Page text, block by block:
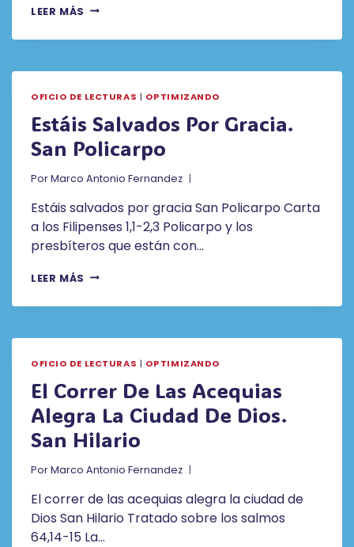
LEER MÁS ARMÉMONOS
LAS
DE
JUSTICIA.
POLICARPO
OFICIO DE LECTURAS | OPTIMIZANDO
Estáis Salvados Por Gracia.
San Policarpo
PorMarco Antonio Fernandez
Estáis salvados por gracia San Policarpo Carta
a los Filipenses 1,1-2,3 Policarpo y los
presbíteros que están con…
LEER MÁS ESTÁIS
POR
SAN
OFICIO DE LECTURAS | OPTIMIZANDO
El Correr De Las Acequias
Alegra La Ciudad De Dios.
San Hilario
PorMarco Antonio Fernandez
El correr de las acequias alegra la ciudad de
Dios San Hilario Tratado sobre los salmos
64,14-15 La…